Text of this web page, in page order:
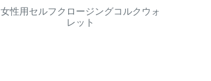
女性用セルフクロージングコルクウォ
レット